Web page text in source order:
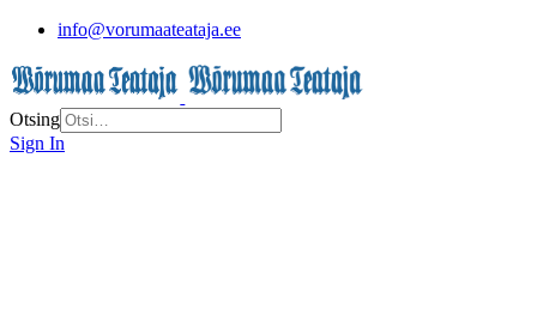
info@vorumaateataja.ee
Otsing
Sign In